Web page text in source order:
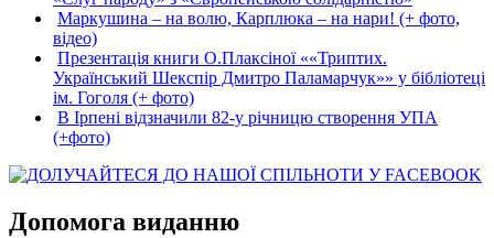
Маркушина – на волю, Карплюка – на нари! (+ фото,
відео)
Презентація книги О.Плаксіної ««Триптих.
Український Шекспір Дмитро Паламарчук»» у бібліотеці
ім. Гоголя (+ фото)
В Ірпені відзначили 82-у річницю створення УПА
(+фото)
Допомога виданню